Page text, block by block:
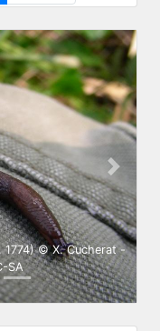
1774) © X. Cucherat -
SA
Next